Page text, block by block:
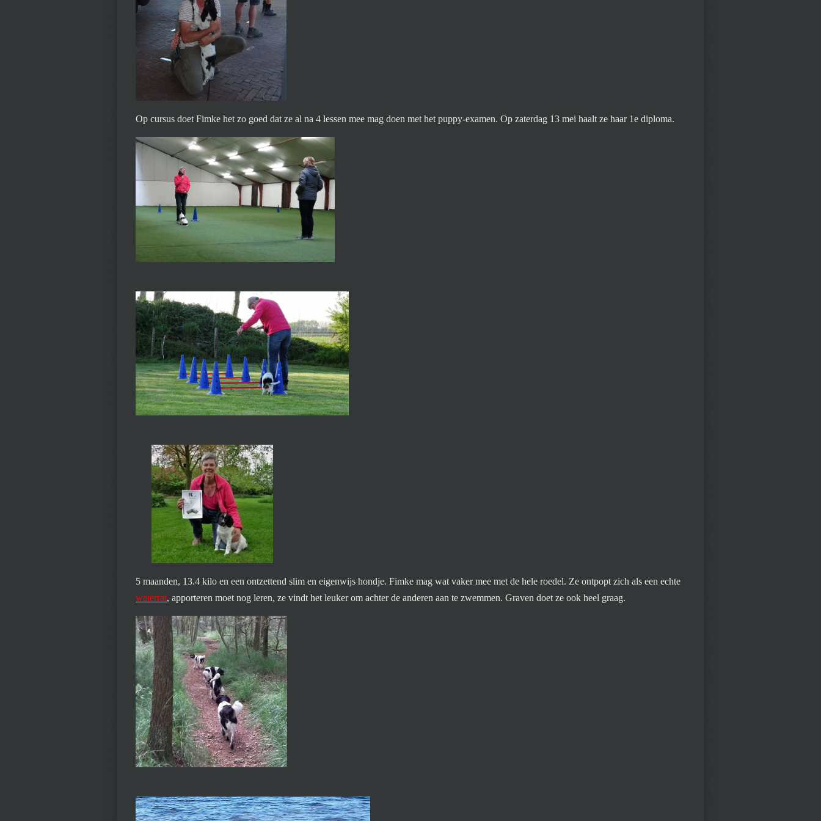
Op cursus doet Fimke het zo goed dat ze al na 4 lessen mee mag doen met het puppy-examen. Op zaterdag 13 mei haalt ze haar 1e diploma.
5 maanden, 13.4 kilo en een ontzettend slim en eigenwijs hondje. Fimke mag wat vaker mee met de hele roedel. Ze ontpopt zich als een echte
waterrat, apporteren moet nog leren, ze vindt het leuker om achter de anderen aan te zwemmen. Graven doet ze ook heel graag.